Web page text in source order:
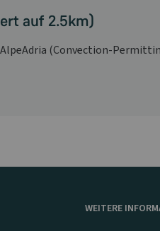
auf 2.5km)
(Convection-
WEITERE